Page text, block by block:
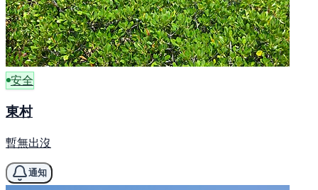
安全
東村
暫無出沒
通知